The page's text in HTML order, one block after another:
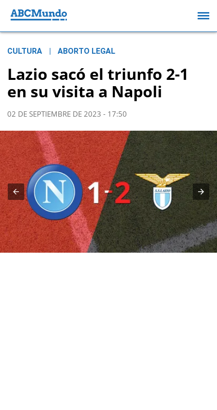
CULTURA ABORTO LEGAL
Lazio sacó el triunfo 2-1
en su visita a Napoli
02 DE SEPTIEMBRE DE 2023 - 17:50